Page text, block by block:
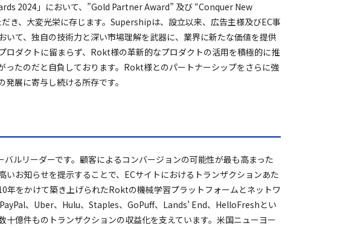
2024」において、”Gold Partner Award” 及び “Conquer New
き、大変光栄に存じます。Supershipは、設立以来、広告主様及びEC事
いて、独自の技術力と深い市場理解を武器に、業界に新たな価値を提供
ロダクトに留まらず、Rokt様の革新的なプロダクトの活用を積極的に推
ったのだと自負しております。Rokt様とのパートナーシップをさらに強
展に寄与し続ける所存です。
ルリーダーです。顧客によるコンバージョンの可能性が最も高まった
いお知らせを提示することで、ECサイトにおけるトランザクションあた
年をかけて築き上げられたRoktの機械学習プラットフォームとネットワ
、Uber、Hulu、Staples、GoPuff、Lands’ End、HelloFreshとい
十億件ものトランザクションの収益化を支えています。米国ニューヨー